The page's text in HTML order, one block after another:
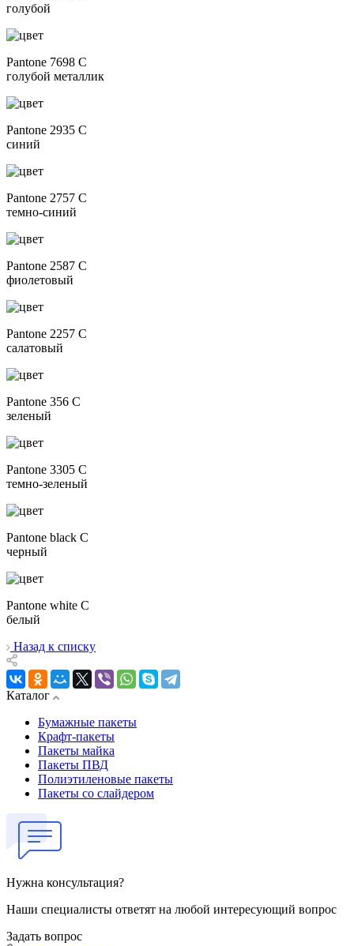
голубой
Pantone 7698 C
голубой металлик
Pantone 2935 C
синий
Pantone 2757 C
темно-синий
Pantone 2587 C
фиолетовый
Pantone 2257 C
салатовый
Pantone 356 C
зеленый
Pantone 3305 C
темно-зеленый
Pantone black C
черный
Pantone white C
белый
Назад к списку
Каталог
Бумажные пакеты
Крафт-пакеты
Пакеты майка
Пакеты ПВД
Полиэтиленовые пакеты
Пакеты со слайдером
Нужна консультация?
Наши специалисты ответят на любой интересующий вопрос
Задать вопрос